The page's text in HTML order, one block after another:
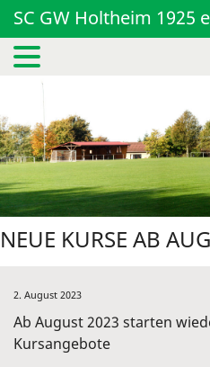
SC GW Holtheim 1925
NEUE KURSE AB
2. August 2023
Ab August 2023 starten
Kursangebote